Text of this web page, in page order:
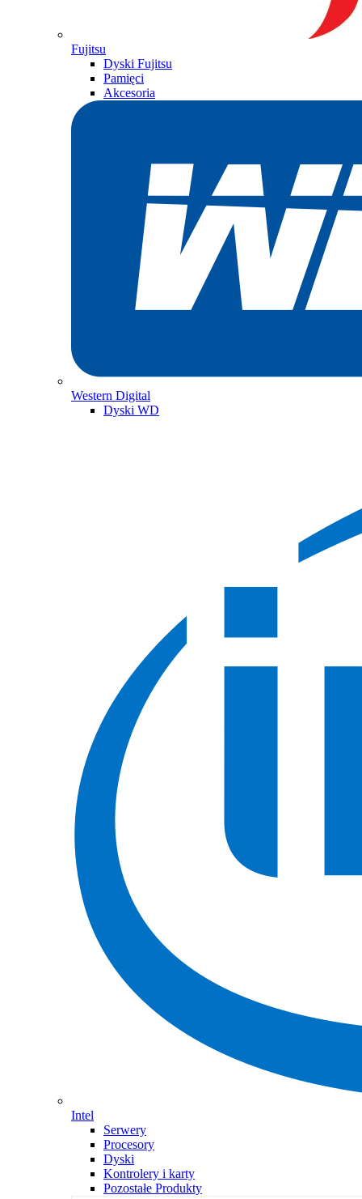
Fujitsu
Dyski Fujitsu
Pamięci
Akcesoria
Western Digital
Dyski WD
Intel
Serwery
Procesory
Dyski
Kontrolery i karty
Pozostałe Produkty